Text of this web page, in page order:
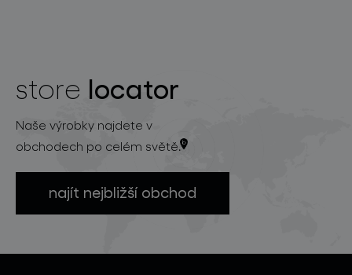
store locator
Naše výrobky najdete v
obchodech po celém světě.
najít nejbližší obchod